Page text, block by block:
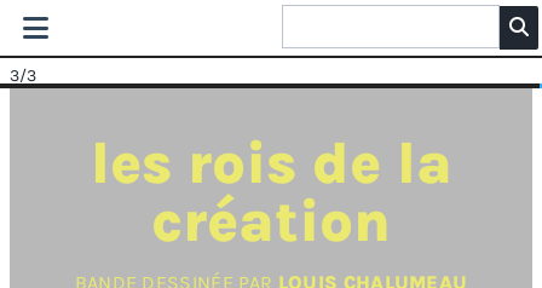
3/3
les rois de la
création
BANDE DESSINÉE PAR LOUIS CHALUMEAU